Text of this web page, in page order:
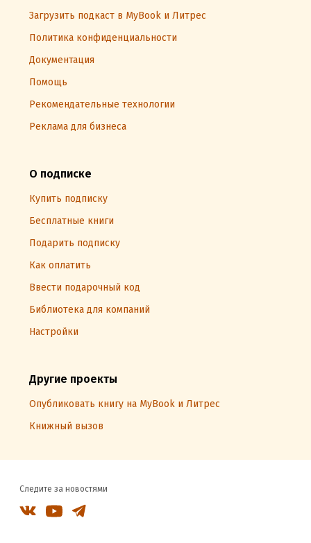
Загрузить подкаст в MyBook и Литрес
Политика конфиденциальности
Документация
Помощь
Рекомендательные технологии
Реклама для бизнеса
О подписке
Купить подписку
Бесплатные книги
Подарить подписку
Как оплатить
Ввести подарочный код
Библиотека для компаний
Настройки
Другие проекты
Опубликовать книгу на MyBook и Литрес
Книжный вызов
Следите за новостями